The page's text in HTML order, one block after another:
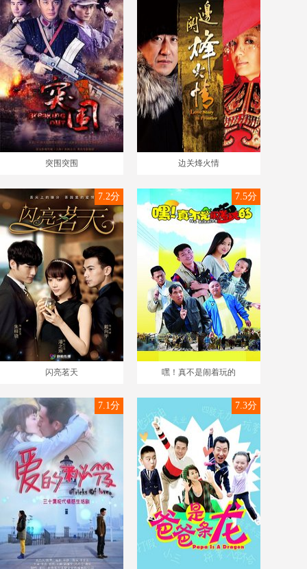
突围突围 边关烽火情
闪亮茗天
7.2分
嘿！真不是闹着玩的
7.5分
7.1分 7.3分